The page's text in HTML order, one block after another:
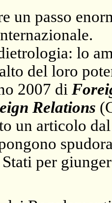
un passo
lo
del loro
2007 di
Relations
un articolo
per